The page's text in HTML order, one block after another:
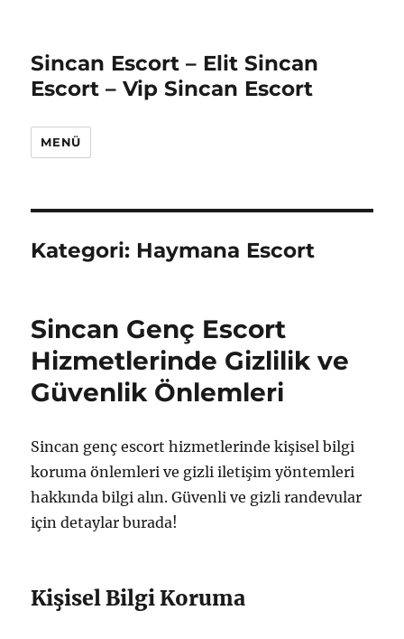
Sincan Escort – Elit Sincan
Escort – Vip Sincan Escort
MENÜ
Kategori: Haymana Escort
Sincan Genç Escort
Hizmetlerinde Gizlilik ve
Güvenlik Önlemleri
Sincan genç escort hizmetlerinde kişisel bilgi
koruma önlemleri ve gizli iletişim yöntemleri
hakkında bilgi alın. Güvenli ve gizli randevular
için detaylar burada!
Kişisel Bilgi Koruma